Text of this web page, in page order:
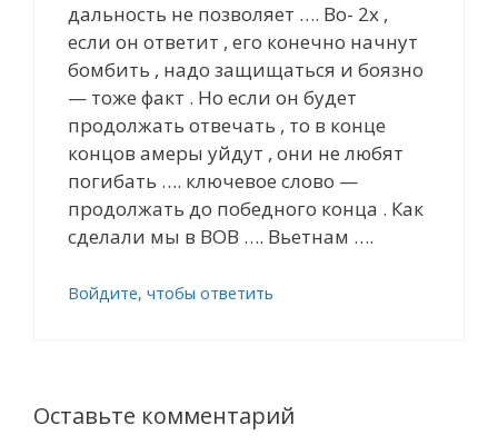
дальность не позволяет …. Во- 2х ,
если он ответит , его конечно начнут
бомбить , надо защищаться и боязно
— тоже факт . Но если он будет
продолжать отвечать , то в конце
концов амеры уйдут , они не любят
погибать …. ключевое слово —
продолжать до победного конца . Как
сделали мы в ВОВ …. Вьетнам ….
Войдите, чтобы ответить
Оставьте комментарий